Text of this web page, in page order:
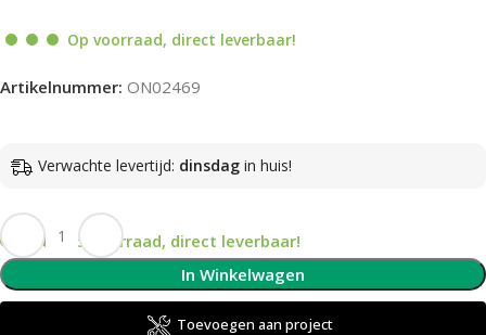
Op voorraad, direct leverbaar!
Artikelnummer: ON02469
Verwachte levertijd: dinsdag in huis!
Op voorraad, direct leverbaar!
In Winkelwagen
Toevoegen aan project